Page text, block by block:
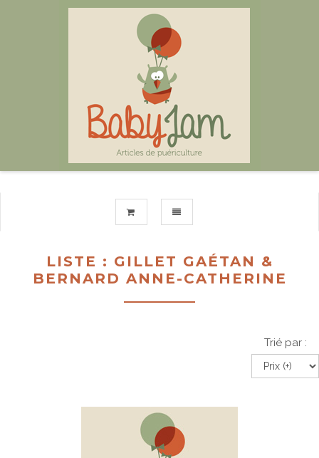
LISTE : GILLET GAÉTAN &
BERNARD ANNE-CATHERINE
Trié par :